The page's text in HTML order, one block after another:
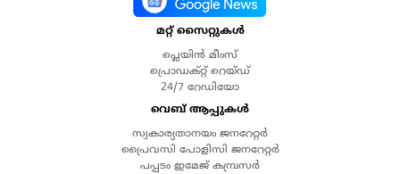
മറ്റ് സൈറ്റുകൾ
പ്ലെയിൻ മീംസ്
പ്രൊഡക്റ്റ് റെയ്ഡ്
24/7 റേഡിയോ
വെബ് ആപ്പുകൾ
സ്വകാര്യതാനയം ജനറേറ്റർ
പ്രൈവസി പോളിസി ജനറേറ്റർ
പപ്പടം ഇമേജ് കമ്പ്രസർ